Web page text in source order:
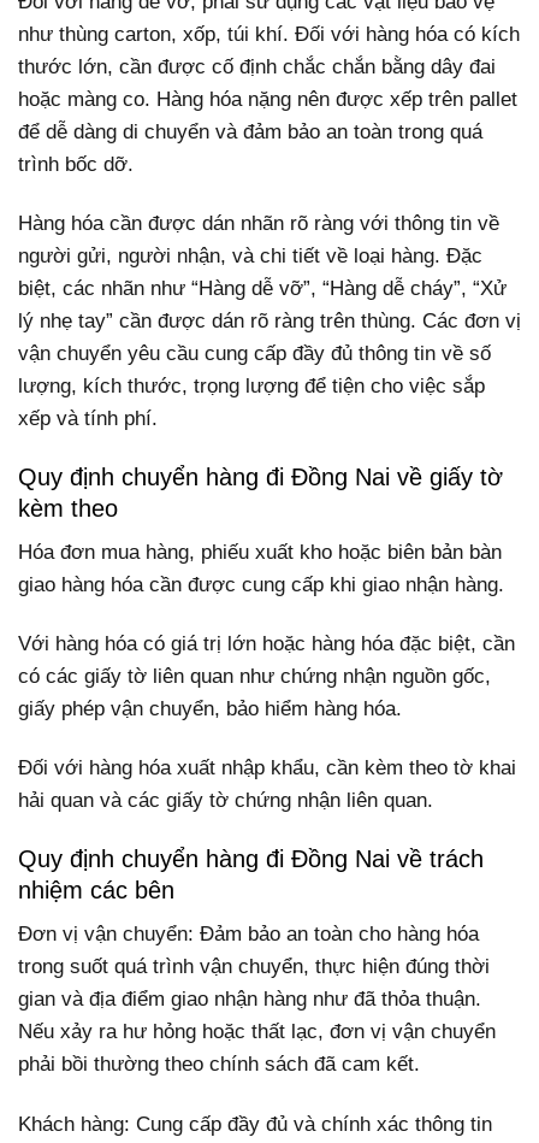
như thùng carton, xốp, túi khí. Đối với hàng hóa có kích
thước lớn, cần được cố định chắc chắn bằng dây đai
hoặc màng co. Hàng hóa nặng nên được xếp trên pallet
để dễ dàng di chuyển và đảm bảo an toàn trong quá
trình bốc dỡ.
Hàng hóa cần được dán nhãn rõ ràng với thông tin về
người gửi, người nhận, và chi tiết về loại hàng. Đặc
biệt, các nhãn như “Hàng dễ vỡ”, “Hàng dễ cháy”, “Xử
lý nhẹ tay” cần được dán rõ ràng trên thùng. Các đơn vị
vận chuyển yêu cầu cung cấp đầy đủ thông tin về số
lượng, kích thước, trọng lượng để tiện cho việc sắp
xếp và tính phí.
Quy định chuyển hàng đi Đồng Nai về giấy tờ
kèm theo
Hóa đơn mua hàng, phiếu xuất kho hoặc biên bản bàn
giao hàng hóa cần được cung cấp khi giao nhận hàng.
Với hàng hóa có giá trị lớn hoặc hàng hóa đặc biệt, cần
có các giấy tờ liên quan như chứng nhận nguồn gốc,
giấy phép vận chuyển, bảo hiểm hàng hóa.
Đối với hàng hóa xuất nhập khẩu, cần kèm theo tờ khai
hải quan và các giấy tờ chứng nhận liên quan.
Quy định chuyển hàng đi Đồng Nai về trách
nhiệm các bên
Đơn vị vận chuyển: Đảm bảo an toàn cho hàng hóa
trong suốt quá trình vận chuyển, thực hiện đúng thời
gian và địa điểm giao nhận hàng như đã thỏa thuận.
Nếu xảy ra hư hỏng hoặc thất lạc, đơn vị vận chuyển
phải bồi thường theo chính sách đã cam kết.
Khách hàng: Cung cấp đầy đủ và chính xác thông tin